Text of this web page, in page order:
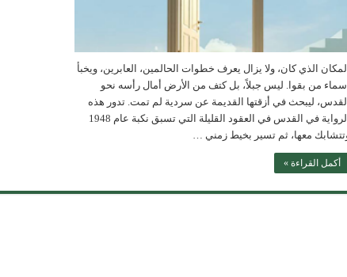
المكان الذي كان، ولا يزال يعرف خطوات الحالمين، العابرين، ويخبأ
من بقوا. ليس جبلاً، بل كتف من الأرض أمال رأسه نحو
القدس، ليبحث في أزقتها القديمة عن سردية لم تمت. تدور هذه
الرواية في القدس في العقود القليلة التي تسبق نكبة عام 1948
معها، ثم تسير بخيط زمني …
أكمل القراءة »